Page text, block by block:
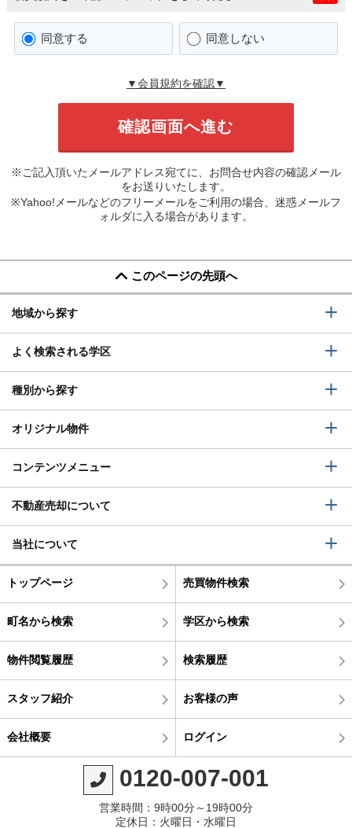
同意する 同意しない
▼会員規約を確認▼
※ご記入頂いたメールアドレス宛てに、お問合せ内容の確認メール
をお送りいたします。
※Yahoo!メールなどのフリーメールをご利用の場合、迷惑メールフ
ォルダに入る場合があります。
このページの先頭へ
地域から探す
よく検索される学区
種別から探す
オリジナル物件
コンテンツメニュー
不動産売却について
当社について
トップページ 売買物件検索
町名から検索 学区から検索
物件閲覧履歴 検索履歴
スタッフ紹介 お客様の声
会社概要 ログイン
0120-007-001
営業時間：9時00分～19時00分
定休日：火曜日・水曜日